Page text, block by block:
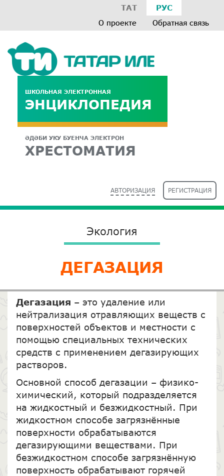
ТАТ РУС
О проекте Обратная связь
ШКОЛЬНАЯ ЭЛЕКТРОННАЯ
ЭНЦИКЛОПЕДИЯ
ӘДӘБИ УКУ БУЕНЧА ЭЛЕКТРОН
ХРЕСТОМАТИЯ
АВТОРИЗАЦИЯ РЕГИСТРАЦИЯ
Экология
ДЕГАЗАЦИЯ
Дегазация – это удаление или
нейтрализация отравляющих веществ с
поверхностей объектов и местности с
помощью специальных технических
средств с применением дегазирующих
растворов.
Основной способ дегазации – физико-
химический, который подразделяется
на жидкостный и безжидкостный. При
жидкостном способе загрязнённые
поверхности обрабатываются
дегазирующими веществами. При
безжидкостном способе загрязнённую
поверхность обрабатывают горячей